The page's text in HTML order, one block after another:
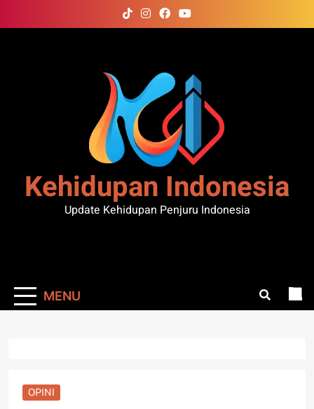
to
Kehidupan Indonesia
Update Kehidupan Penjuru Indonesia
MENU
OPINI